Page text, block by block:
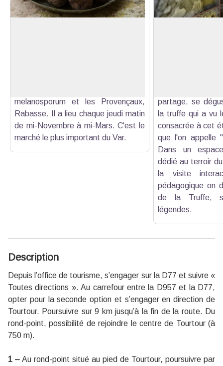
melanosporum et les Provençaux,
Rabasse. Il a lieu chaque jeudi matin
de mi-Novembre à mi-Mars. C'est le
marché le plus important du Var.
partage, se
la truffe qui a vu
consacrée à cet
que l'on appelle
Dans un
dédié au terroir
la visite
pédagogique on
de la Truffe,
légendes.
Description
Depuis l’office de tourisme, s’engager sur la D77 et suivre «
Toutes directions ». Au carrefour entre la D957 et la D77,
opter pour la seconde option et s’engager en direction de
Tourtour. Poursuivre sur 9 km jusqu’à la fin de la route. Du
rond-point, possibilité de rejoindre le centre de Tourtour (à
750 m).
1 – Au rond-point situé au pied de Tourtour, poursuivre par